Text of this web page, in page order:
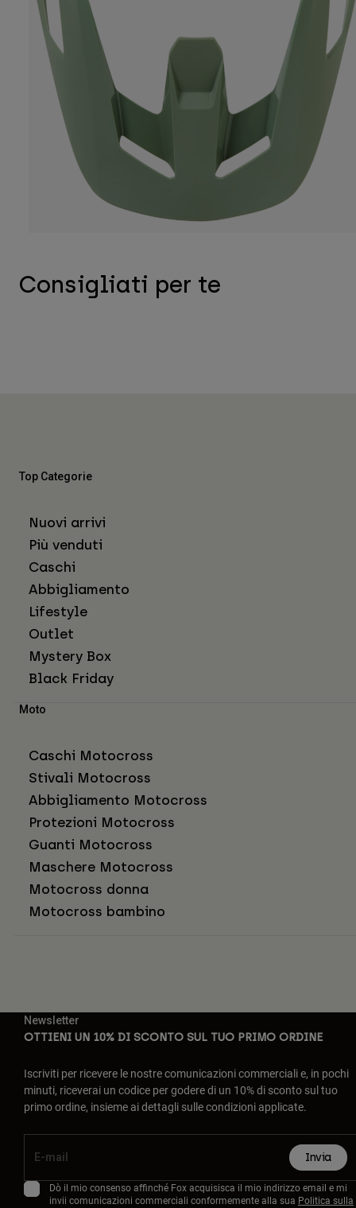
Consigliati per te
Top Categorie
Nuovi arrivi
Più venduti
Caschi
Abbigliamento
Lifestyle
Outlet
Mystery Box
Black Friday
Moto
Caschi Motocross
Stivali Motocross
Abbigliamento Motocross
Protezioni Motocross
Guanti Motocross
Maschere Motocross
Motocross donna
Motocross bambino
Newsletter
OTTIENI UN 10% DI SCONTO SUL TUO PRIMO ORDINE
Iscriviti per ricevere le nostre comunicazioni commerciali e, in pochi
minuti, riceverai un codice per godere di un 10% di sconto sul tuo
primo ordine, insieme ai dettagli sulle condizioni applicate.
Invia
Dò il mio consenso affinché Fox acquisisca il mio indirizzo email e mi
invii comunicazioni commerciali conformemente alla sua Politica sulla